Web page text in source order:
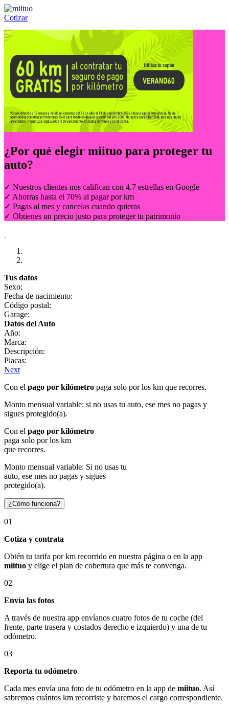
Cotizar
Llámanos al:(55) 84-21-05-00 ó
¿Por qué elegir miituo para proteger tu
auto?
✓ Nuestros clientes nos califican con 4.7 estrellas en Google
✓ Ahorras hasta el 70% al pagar por km
✓ Pagas al mes y cancelas cuando quieras
✓ Obtienes un precio justo para proteger tu patrimonio
Tus datos
Sexo:
Fecha de nacimiento:
Código postal:
Garage:
Datos del Auto
Año:
Marca:
Descripción:
Placas:
Next
Con el pago por kilómetro paga solo por los km que recorres.
Monto mensual variable: si no usas tu auto, ese mes no pagas y
sigues protegido(a).
Con el pago por kilómetro
paga solo por los km
que recorres.
Monto mensual variable: Si no usas tu
auto, ese mes no pagas y sigues
protegido(a).
¿Cómo funciona?
01
Cotiza y contrata
Obtén tu tarifa por km recorrido en nuestra página o en la app
miituo y elige el plan de cobertura que más te convenga.
02
Envía las fotos
A través de nuestra app envíanos cuatro fotos de tu coche (del
frente, parte trasera y costados derecho e izquierdo) y una de tu
odómetro.
03
Reporta tu odómetro
Cada mes envía una foto de tu odómetro en la app de miituo. Así
sabremos cuántos km recorriste y haremos el cargo correspondiente.